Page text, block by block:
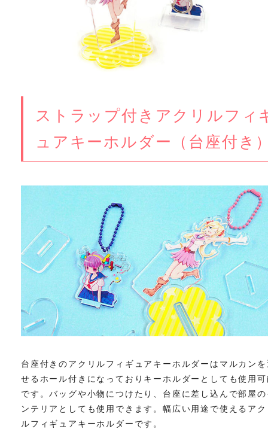
ストラップ付きアクリルフィ
ュアキーホルダー（台座付き
台座付きのアクリルフィギュアキーホルダーはマルカン
せるホール付きになっておりキーホルダーとしても使用
です。バッグや小物につけたり、台座に差し込んで部屋
ンテリアとしても使用できます。幅広い用途で使えるア
ルフィギュアキーホルダーです。